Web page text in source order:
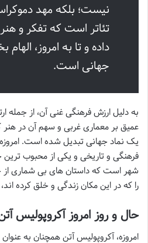
نیست؛ بلکه مهد
تئاتر است که تفکر و
داده و تا به امروز،
جهانی است.
به دلیل ارزش فرهنگی غنی آن، از جمله
عمیق بر معماری غربی و سهم آن در هنر
یک نماد جهانی تبدیل شده است.
فرهنگی و تاریخی و یکی از محبوب
شهر است که داستان های بی شماری از
را که در این مکان زندگی و خلق کرده
حال و روز امروز آکروپولیس
امروزه، آکروپولیس آتن همچنان به